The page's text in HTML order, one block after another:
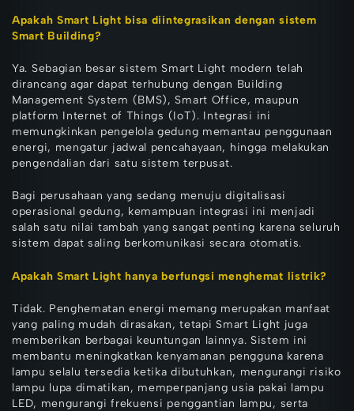
Apakah Smart Light bisa diintegrasikan dengan sistem
Smart Building?
Ya. Sebagian besar sistem Smart Light modern telah
dirancang agar dapat terhubung dengan Building
Management System (BMS), Smart Office, maupun
platform Internet of Things (IoT). Integrasi ini
memungkinkan pengelola gedung memantau penggunaan
energi, mengatur jadwal pencahayaan, hingga melakukan
pengendalian dari satu sistem terpusat.
Bagi perusahaan yang sedang menuju digitalisasi
operasional gedung, kemampuan integrasi ini menjadi
salah satu nilai tambah yang sangat penting karena seluruh
sistem dapat saling berkomunikasi secara otomatis.
Apakah Smart Light hanya berfungsi menghemat listrik?
Tidak. Penghematan energi memang merupakan manfaat
yang paling mudah dirasakan, tetapi Smart Light juga
memberikan berbagai keuntungan lainnya. Sistem ini
membantu meningkatkan kenyamanan pengguna karena
lampu selalu tersedia ketika dibutuhkan, mengurangi risiko
lampu lupa dimatikan, memperpanjang usia pakai lampu
LED, mengurangi frekuensi penggantian lampu, serta